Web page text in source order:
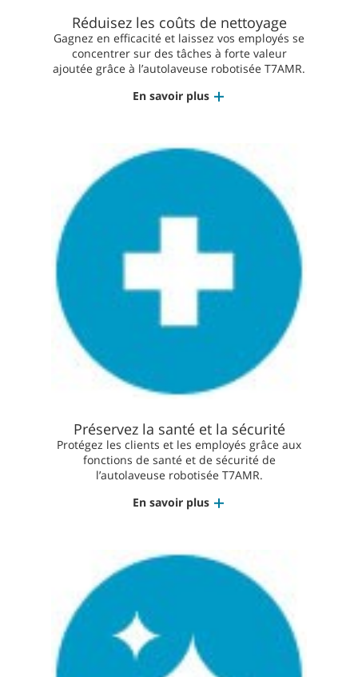
Réduisez les coûts de nettoyage
Gagnez en efficacité et laissez vos employés se
concentrer sur des tâches à forte valeur
ajoutée grâce à l’autolaveuse robotisée T7AMR.
En savoir plus
Préservez la santé et la sécurité
Protégez les clients et les employés grâce aux
fonctions de santé et de sécurité de
l’autolaveuse robotisée T7AMR.
En savoir plus